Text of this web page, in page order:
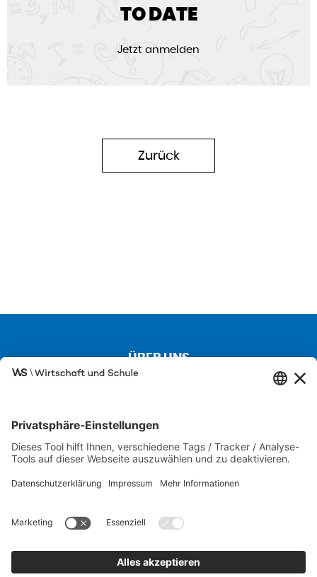
TO DATE
Jetzt anmelden
Zurück
ÜBER UNS
Über uns
Besuchen Sie auch unsere Partnerseiten
FIT FÜR DIE WIRTSCHAFT